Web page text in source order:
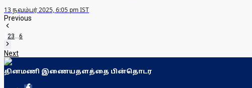
13 நவம்பர் 2025, 6:05 pm IST
Previous
23...6
Next
தினமணி இணையதளத்தை பின்தொடர